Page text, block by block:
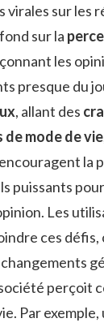
virales sur les
sur la
les
presque du
, allant des
mode de vie
la
puissants
Les
ces défis,
perçoit
Par